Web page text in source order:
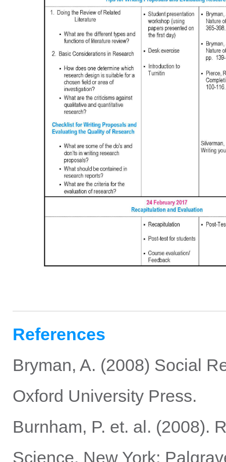
References
Bryman, A. (2008) Social
Oxford University Press.
Burnham, P. et. al. (2008).
Science. New York: